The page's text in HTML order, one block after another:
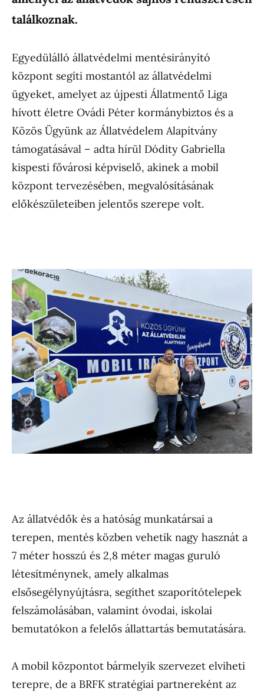
találkoznak.
Egyedülálló állatvédelmi mentésirányító
központ segíti mostantól az állatvédelmi
ügyeket, amelyet az újpesti Állatmentő Liga
hívott életre Ovádi Péter kormánybiztos és a
Közös Ügyünk az Állatvédelem Alapítvány
támogatásával – adta hírül Dódity Gabriella
kispesti fővárosi képviselő, akinek a mobil
központ tervezésében, megvalósításának
előkészületeiben jelentős szerepe volt.
Az állatvédők és a hatóság munkatársai a
terepen, mentés közben vehetik nagy hasznát a
7 méter hosszú és 2,8 méter magas guruló
létesítménynek, amely alkalmas
elsősegélynyújtásra, segíthet szaporítótelepek
felszámolásában, valamint óvodai, iskolai
bemutatókon a felelős állattartás bemutatására.
A mobil központot bármelyik szervezet elviheti
terepre, de a BRFK stratégiai partnereként az